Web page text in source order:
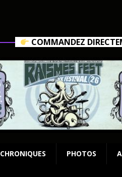
COMMANDEZ
CHRONIQUES PHOTOS